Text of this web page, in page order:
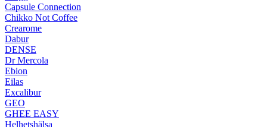
Capsule Connection
Chikko Not Coffee
Crearome
Dabur
DENSE
Dr Mercola
Ebion
Eilas
Excalibur
GEO
GHEE EASY
Helhetshälsa